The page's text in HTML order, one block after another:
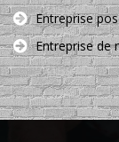
Entreprise
Entreprise de